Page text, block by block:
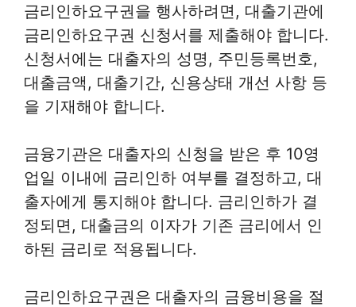
금리인하요구권을 행사하려면, 대출기관에
금리인하요구권 신청서를 제출해야 합니다.
신청서에는 대출자의 성명, 주민등록번호,
대출금액, 대출기간, 신용상태 개선 사항 등
을 기재해야 합니다.
금융기관은 대출자의 신청을 받은 후 10영
업일 이내에 금리인하 여부를 결정하고, 대
출자에게 통지해야 합니다. 금리인하가 결
정되면, 대출금의 이자가 기존 금리에서 인
하된 금리로 적용됩니다.
금리인하요구권은 대출자의 금융비용을 절